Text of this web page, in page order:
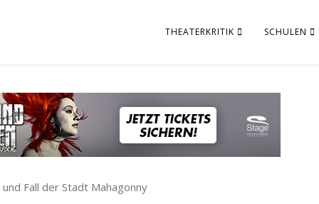
THEATERKRITIK SCHULEN
Fall der Stadt Mahagonny